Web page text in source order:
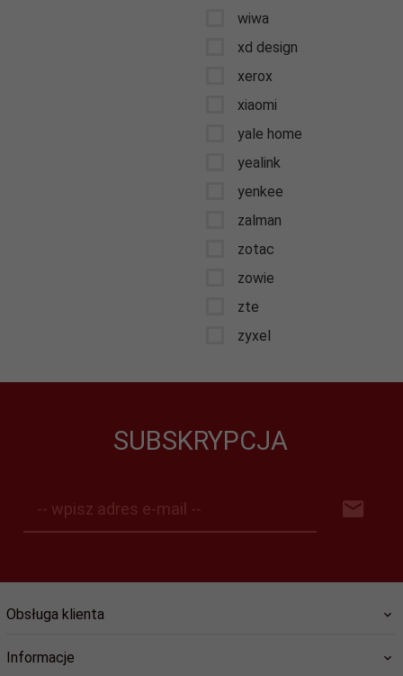
wiwa
xd design
xerox
xiaomi
yale home
yealink
yenkee
zalman
zotac
zowie
zte
zyxel
SUBSKRYPCJA
-- wpisz adres e-mail --
Obsługa klienta
Informacje